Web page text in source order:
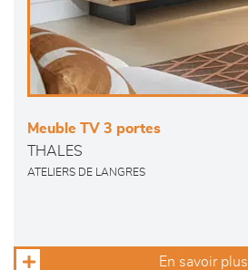
Meuble TV 3 portes
THALES
ATELIERS DE LANGRES
En savoir plus